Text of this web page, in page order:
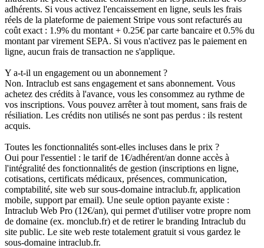
adhérents. Si vous activez l'encaissement en ligne, seuls les frais
réels de la plateforme de paiement Stripe vous sont refacturés au
coût exact : 1.9% du montant + 0.25€ par carte bancaire et 0.5% du
montant par virement SEPA. Si vous n'activez pas le paiement en
ligne, aucun frais de transaction ne s'applique.
Y a-t-il un engagement ou un abonnement ?
Non. Intraclub est sans engagement et sans abonnement. Vous
achetez des crédits à l'avance, vous les consommez au rythme de
vos inscriptions. Vous pouvez arrêter à tout moment, sans frais de
résiliation. Les crédits non utilisés ne sont pas perdus : ils restent
acquis.
Toutes les fonctionnalités sont-elles incluses dans le prix ?
Oui pour l'essentiel : le tarif de 1€/adhérent/an donne accès à
l'intégralité des fonctionnalités de gestion (inscriptions en ligne,
cotisations, certificats médicaux, présences, communication,
comptabilité, site web sur sous-domaine intraclub.fr, application
mobile, support par email). Une seule option payante existe :
Intraclub Web Pro (12€/an), qui permet d'utiliser votre propre nom
de domaine (ex. monclub.fr) et de retirer le branding Intraclub du
site public. Le site web reste totalement gratuit si vous gardez le
sous-domaine intraclub.fr.